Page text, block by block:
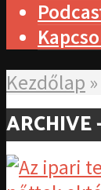
Kezdőlap »
ARCHIVE